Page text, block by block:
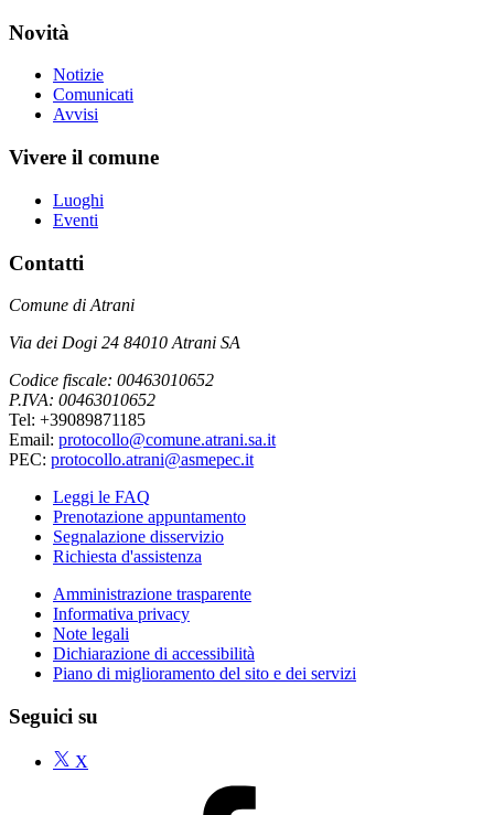
Novità
Notizie
Comunicati
Avvisi
Vivere il comune
Luoghi
Eventi
Contatti
Comune di Atrani
Via dei Dogi 24 84010 Atrani SA
Codice fiscale: 00463010652
P.IVA: 00463010652
Tel: +39089871185
Email: protocollo@comune.atrani.sa.it
PEC: protocollo.atrani@asmepec.it
Leggi le FAQ
Prenotazione appuntamento
Segnalazione disservizio
Richiesta d'assistenza
Amministrazione trasparente
Informativa privacy
Note legali
Dichiarazione di accessibilità
Piano di miglioramento del sito e dei servizi
Seguici su
X